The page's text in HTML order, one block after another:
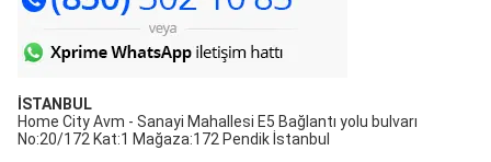
İSTANBUL
Home City Avm - Sanayi Mahallesi E5 Bağlantı yolu bulvarı
No:20/172 Kat:1 Mağaza:172 Pendik İstanbul